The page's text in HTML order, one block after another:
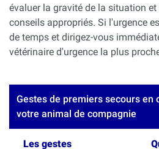
évaluer la gravité de la situation
conseils appropriés. Si l'urgence
de temps et dirigez-vous
vétérinaire d'urgence la plus
Gestes de premiers secours en
votre animal de compagnie
Les gestes